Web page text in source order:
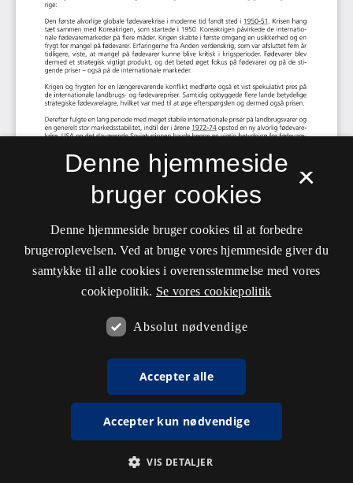
×
Denne hjemmeside
bruger cookies
Denne hjemmeside bruger cookies til at forbedre
brugeroplevelsen. Ved at bruge vores hjemmeside giver du
samtykke til alle cookies i overensstemmelse med vores
cookiepolitik. Se vores cookiepolitik
Absolut nødvendige
Accepter alle
Accepter kun nødvendige
VIS DETALJER